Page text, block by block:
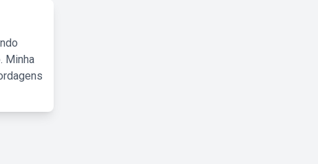
Minha